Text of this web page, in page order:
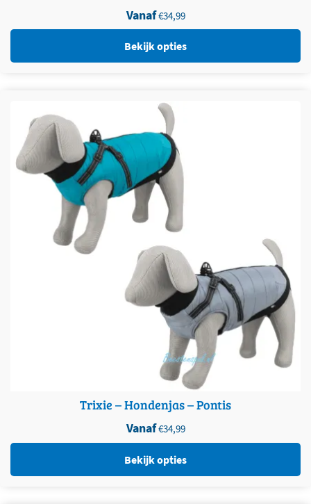
Vanaf€34,99
Bekijk opties
Trixie – Hondenjas – Pontis
Vanaf€34,99
Bekijk opties
Dit product heeft meerdere variaties. Deze optie kan
gekozen worden op de productpagina